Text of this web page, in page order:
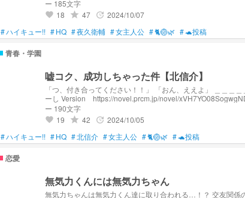
version/https://novel.prcm.jp/novel/sj7KS17uWz7DcnAy9hQy 10月8日 新作青春・学園ランキング23位 10月９日 新作
青春・学園ランキング84位
ー 185文字
favorite 18 grade 47 update 2024/10/07
#ハイキュー!! #HQ #夜久衛輔 #女主人公 #🐈🏐🌿‬ #🐢投稿
青春・学園
嘘コク、成功しちゃった件【北信介】
「つ、付き合ってください！！」 「おん、ええよ」 ＿＿＿＿＿＿＿これ、噓コクなんやけど… 成功しちゃった件。 あか
ーし Version https://novel.prcm.jp/novel/
ー 190文字
favorite 19 grade 42 update 2024/10/05
#ハイキュー!! #HQ #北信介 #女主人公 #🐈🏐🌿‬ #🐢投稿
恋愛
無気力くんには無気力ちゃん
無気力ちゃんは無気力くん達に取り合われる…！？ 交友関係